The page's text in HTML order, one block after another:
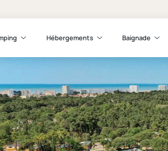
Hébergements Baignade